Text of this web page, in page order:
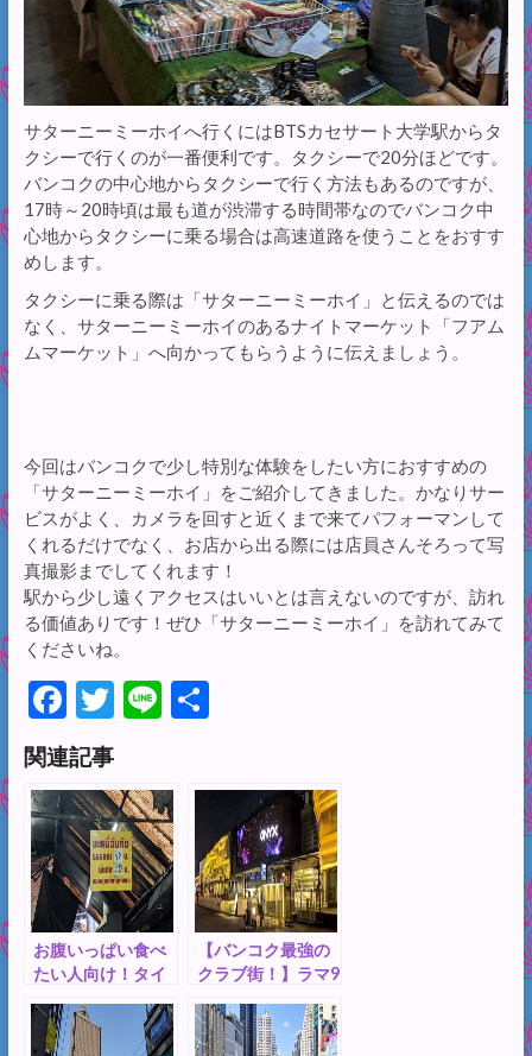
サターニーミーホイへ行くにはBTSカセサート大学駅からタ
クシーで行くのが一番便利です。タクシーで20分ほどです。
バンコクの中心地からタクシーで行く方法もあるのですが、
17時～20時頃は最も道が渋滞する時間帯なのでバンコク中
心地からタクシーに乗る場合は高速道路を使うことをおすす
めします。
タクシーに乗る際は「サターニーミーホイ」と伝えるのでは
なく、サターニーミーホイのあるナイトマーケット「フアム
ムマーケット」へ向かってもらうように伝えましょう。
今回はバンコクで少し特別な体験をしたい方におすすめの
「サターニーミーホイ」をご紹介してきました。かなりサー
ビスがよく、カメラを回すと近くまで来てパフォーマンして
くれるだけでなく、お店から出る際には店員さんそろって写
真撮影までしてくれます！
駅から少し遠くアクセスはいいとは言えないのですが、訪れ
る価値ありです！ぜひ「サターニーミーホイ」を訪れてみて
くださいね。
F
ac
e
b
o
o
k
T
w
itt
er
Li 共
関連記事
お腹いっぱい食べ
たい人向け！タイ
ー」の名店「バミ
ージャップガン」
【バンコク最強の
クラブ街！】ラマ9
エリアを徹底解
説。お酒と音楽好